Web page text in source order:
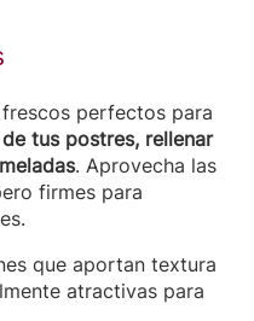
perfectos para
tus postres, rellenar
. Aprovecha las
firmes para
que aportan textura
atractivas para